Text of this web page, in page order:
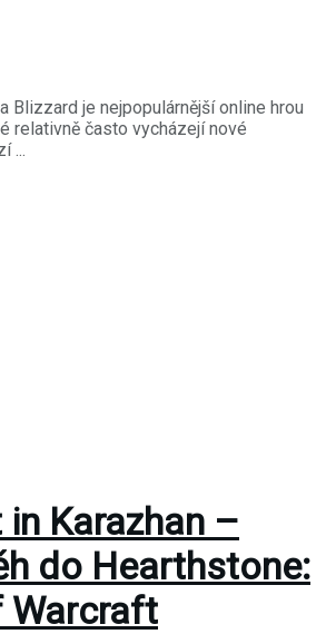
Blizzard je nejpopulárnější online hrou
relativně často vycházejí nové
...
in Karazhan –
do Hearthstone:
Warcraft